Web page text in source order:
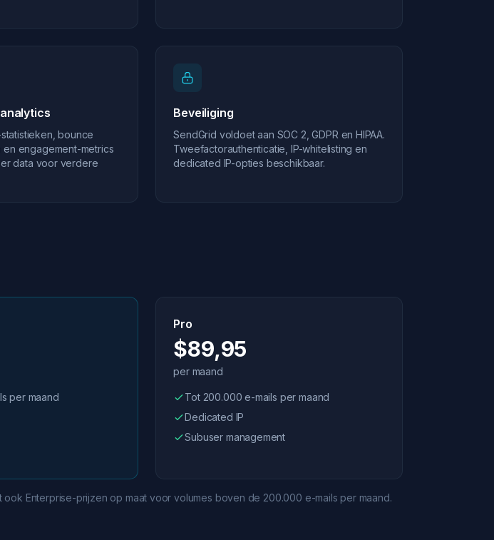
bounce
en engagement-metrics
data voor verdere
Beveiliging
SendGrid voldoet aan SOC 2, GDPR en HIPAA.
Tweefactorauthenticatie, IP-whitelisting en
dedicated IP-opties beschikbaar.
per maand
Pro
$89,95
per maand
Tot 200.000 e-mails per maand
Dedicated IP
Subuser management
Enterprise-prijzen op maat voor volumes boven de 200.000 e-mails per maand.